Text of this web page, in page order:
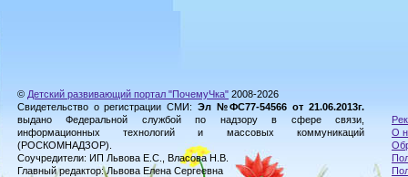
© Детский развивающий портал "ПочемуЧка" 2008-2026
Свидетельство о регистрации СМИ: Эл №ФС77-54566 от 21.06.2013г.
выдано Федеральной службой по надзору в сфере связи,
информационных технологий и массовых коммуникаций
(РОСКОМНАДЗОР).
Соучредители: ИП Львова Е.С., Власова Н.В.
Главный редактор: Львова Елена Сергеевна
О